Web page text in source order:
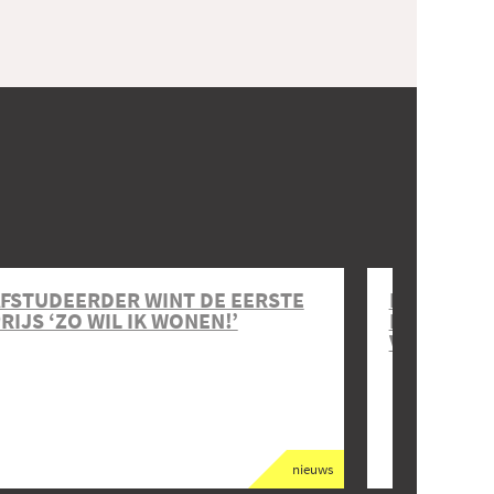
nieuws
WINT DE EERSTE
‘ZO WIL IK WONEN!’
EERSTE
DE